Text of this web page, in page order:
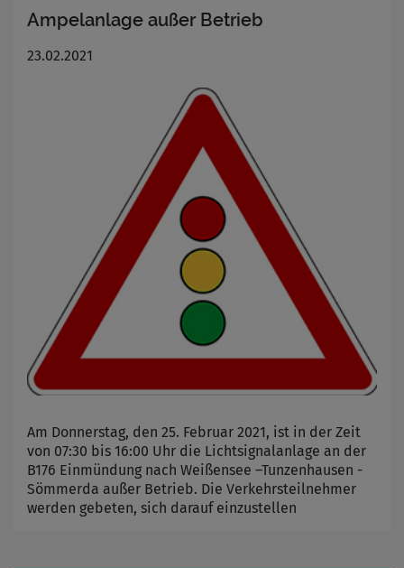
Ampelanlage außer Betrieb
23.02.2021
Am Donnerstag, den 25. Februar 2021, ist in der Zeit
von 07:30 bis 16:00 Uhr die Lichtsignalanlage an der
B176 Einmündung nach Weißensee –Tunzenhausen -
Sömmerda außer Betrieb. Die Verkehrsteilnehmer
werden gebeten, sich darauf einzustellen